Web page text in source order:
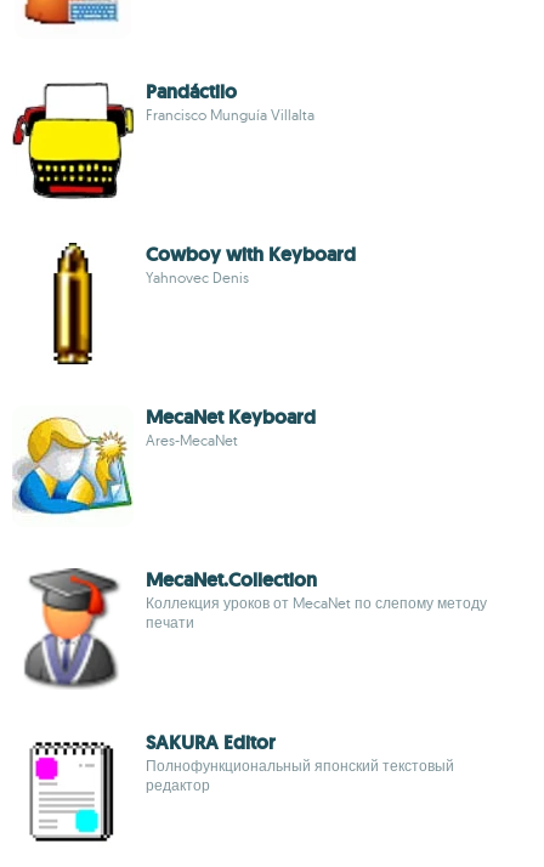
Pandáctilo
Francisco Munguía Villalta
Cowboy with Keyboard
Yahnovec Denis
MecaNet Keyboard
Ares-MecaNet
MecaNet.Collection
Коллекция уроков от MecaNet по слепому методу
печати
SAKURA Editor
Полнофункциональный японский текстовый
редактор